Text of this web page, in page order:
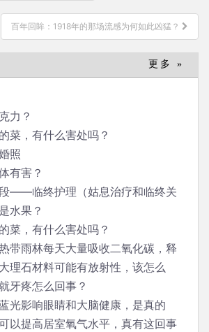
百年回眸：1918年的那场流感为何如此凶猛？
更多 »
力？
菜，有什么害处吗？
照
有害？
——临终护理（姑息治疗和临终关
水果？
菜，有什么害处吗？
带雨林每天大量吸收二氧化碳，释
存意义重大，是这样吗？
理石材料可能有放射性，该怎么
牙疼怎么回事？
光影响眼睛和大脑健康，是真的
以提高居室氧气水平，真有这回事